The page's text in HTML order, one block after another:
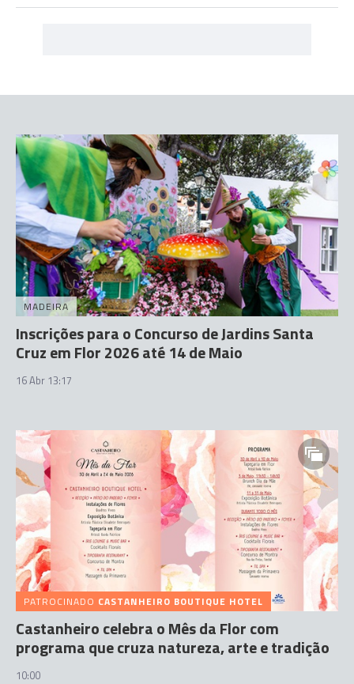
MADEIRA
Inscrições para o Concurso de Jardins Santa
Cruz em Flor 2026 até 14 de Maio
16 Abr 13:17
PATROCINADO CASTANHEIRO BOUTIQUE HOTEL
Castanheiro celebra o Mês da Flor com
programa que cruza natureza, arte e tradição
10:00